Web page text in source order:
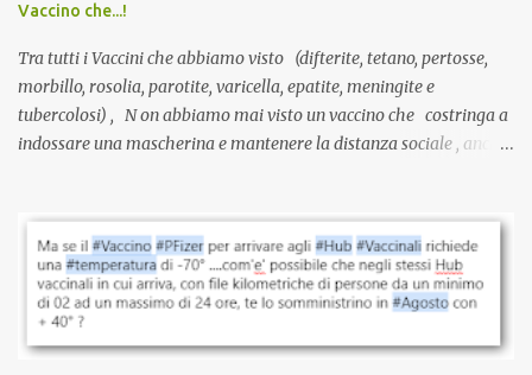
L’unico atto richiesto è una fi...
Vaccino che...!
Tra tutti i Vaccini che abbiamo visto (difterite, tetano, pertosse,
morbillo, rosolia, parotite, varicella, epatite, meningite e
tubercolosi) , N on abbiamo mai visto un vaccino che costringa a
indossare una mascherina e mantenere la distanza sociale , anche
vaccinazione. Non avevamo mai sentito parlare di ricompense,
sconti, incentivi per vaccinarsi. Non avevamo mai visto
discriminazioni per coloro che non l’hanno fatto. Se non sei stato
vaccinato, nessuno aveva prima cercato di farti sentire una
persona cattiva. Non avevamo mai visto un vaccino che minacci le